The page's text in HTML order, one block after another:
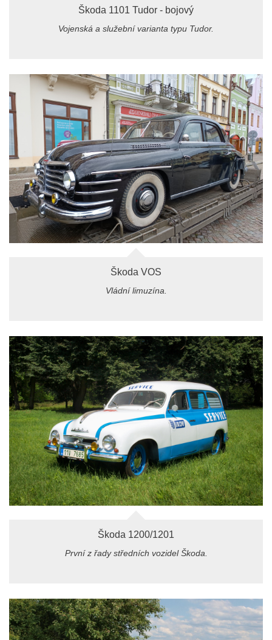
Škoda 1101 Tudor - bojový
Vojenská a služební varianta typu Tudor.
Škoda VOS
Vládní limuzína.
Škoda 1200/1201
První z řady středních vozidel Škoda.